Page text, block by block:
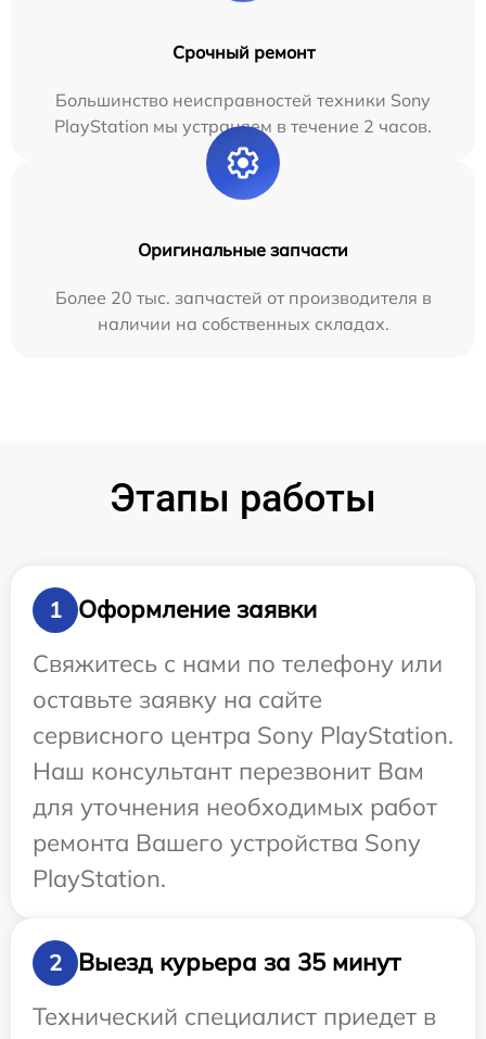
Срочный ремонт
Большинство неисправностей техники Sony
PlayStation мы устраняем в течение 2 часов.
Оригинальные запчасти
Более 20 тыс. запчастей от производителя в
наличии на собственных складах.
Этапы работы
1
Оформление заявки
Свяжитесь с нами по телефону или
оставьте заявку на сайте
сервисного центра Sony PlayStation.
Наш консультант перезвонит Вам
для уточнения необходимых работ
ремонта Вашего устройства Sony
PlayStation.
2
Выезд курьера за 35 минут
Технический специалист приедет в